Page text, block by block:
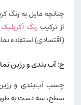
چنانچه مایل به رنگ
از ترکیبرنگ آکریلیک
(اقتصادی) استفاده
ج: آب بندی و رزین نما
سطح، سه دست به طور